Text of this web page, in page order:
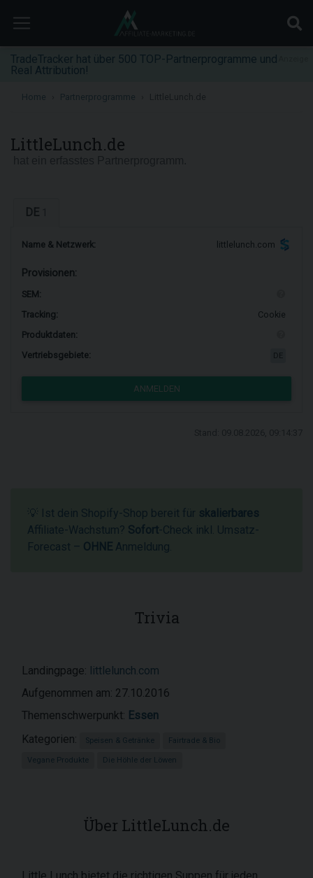
TradeTracker hat über 500 TOP-Partnerprogramme und
Real Attribution!
Home Partnerprogramme
LittleLunch.de
DE
Name & Netzwerk: littlelunch.com
Provisionen:
SEM:
Tracking:
Cookie
Produktdaten:
Vertriebsgebiete:
ANMELDEN
💡 Ist dein Shopify-Shop bereit für skalierbares
Affiliate-Wachstum? Sofort-Check inkl. Umsatz-
Forecast – OHNE Anmeldung.
Trivia
Landingpage: littlelunch.com
Aufgenommen am: 27.10.2016
Themenschwerpunkt: Essen
Kategorien:
Speisen & Getränke Fairtrade & Bio
Vegane Produkte Die Höhle der Löwen
Über LittleLunch.de